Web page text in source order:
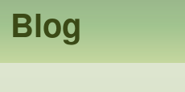
Blog